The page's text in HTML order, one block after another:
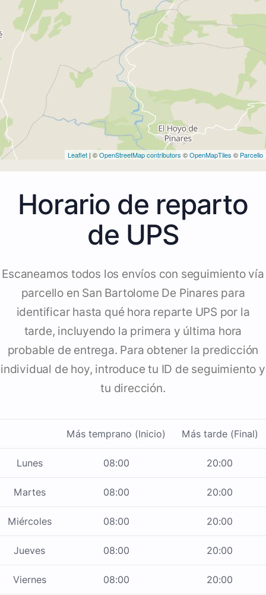
Leaflet | ©OpenStreetMap contributors ©OpenMapTiles © Parcello
Horario de reparto
de UPS
Escaneamos todos los envíos con seguimiento vía
parcello en San Bartolome De Pinares para
identificar hasta qué hora reparte UPS por la
tarde, incluyendo la primera y última hora
probable de entrega. Para obtener la predicción
individual de hoy, introduce tu ID de seguimiento y
tu dirección.
Más temprano (Inicio) Más tarde (Final)
Lunes 08:00 20:00
Martes 08:00 20:00
Miércoles 08:00 20:00
Jueves 08:00 20:00
Viernes 08:00 20:00